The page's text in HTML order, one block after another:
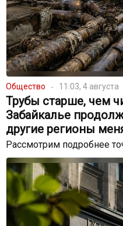
Общество 11:03, 4 августа
Трубы старше, чем
Забайкалье
другие регионы
Рассмотрим подробнее